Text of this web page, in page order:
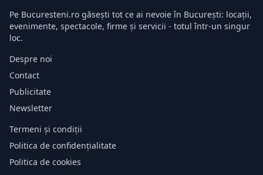
Pe Bucuresteni.ro găsești tot ce ai nevoie în București: locații,
evenimente, spectacole, firme și servicii - totul într-un singur
loc.
Despre noi
Contact
Publicitate
Newsletter
Termeni și condiții
Politica de confidențialitate
Politica de cookies